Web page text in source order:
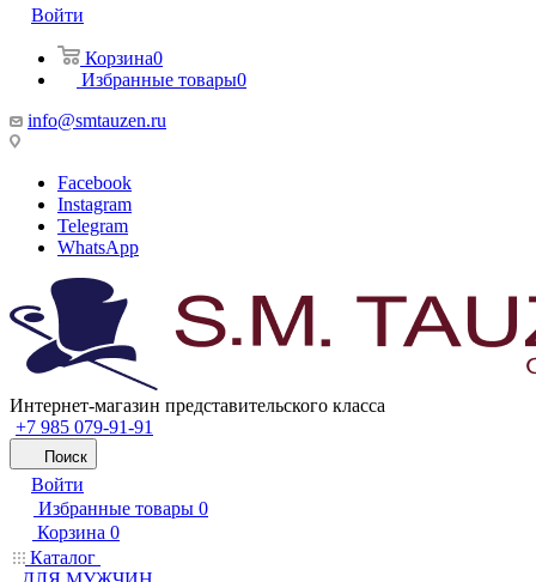
Войти
Корзина0
Избранные товары0
info@smtauzen.ru
Facebook
Instagram
Telegram
WhatsApp
Интернет-магазин представительского класса
+7 985 079-91-91
Поиск
Войти
Избранные товары 0
Корзина 0
Каталог